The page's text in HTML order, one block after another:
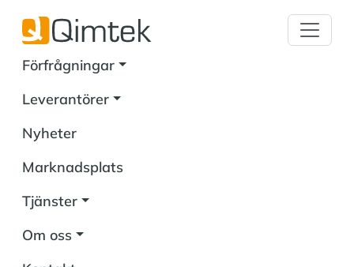
Förfrågningar
Leverantörer
Nyheter
Marknadsplats
Tjänster
Om oss